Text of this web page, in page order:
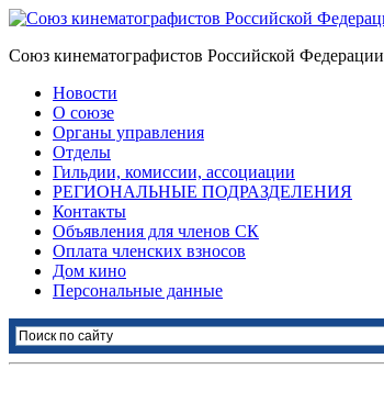
Союз кинематографистов Российской Федерации
Новости
О союзе
Органы управления
Отделы
Гильдии, комиссии, ассоциации
РЕГИОНАЛЬНЫЕ ПОДРАЗДЕЛЕНИЯ
Контакты
Объявления для членов СК
Оплата членских взносов
Дом кино
Персональные данные